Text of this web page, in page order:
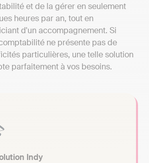
et de la gérer en seulement
heures par an, tout en
d'un accompagnement. Si
ne présente pas de
particulières, une telle solution
parfaitement à vos besoins.
Indy